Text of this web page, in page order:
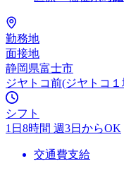
勤務地
面接地
静岡県富士市
ジヤトコ前(ジヤトコ
シフト
1日8時間 週3日からOK
交通費支給